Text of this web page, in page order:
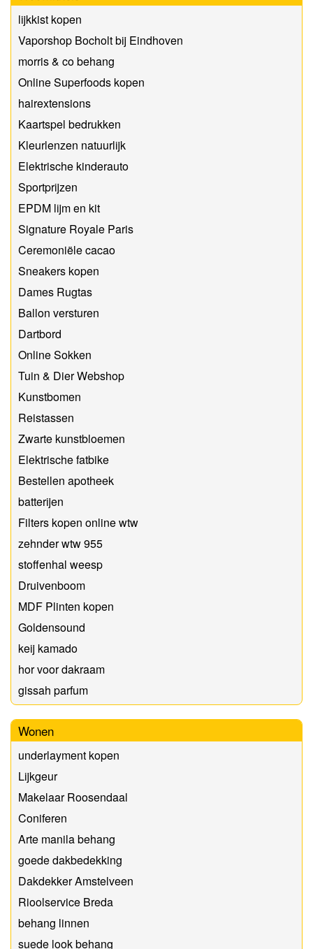
lijkkist kopen
Vaporshop Bocholt bij Eindhoven
morris & co behang
Online Superfoods kopen
hairextensions
Kaartspel bedrukken
Kleurlenzen natuurlijk
Elektrische kinderauto
Sportprijzen
EPDM lijm en kit
Signature Royale Paris
Ceremoniële cacao
Sneakers kopen
Dames Rugtas
Ballon versturen
Dartbord
Online Sokken
Tuin & Dier Webshop
Kunstbomen
Reistassen
Zwarte kunstbloemen
Elektrische fatbike
Bestellen apotheek
batterijen
Filters kopen online wtw
zehnder wtw 955
stoffenhal weesp
Druivenboom
MDF Plinten kopen
Goldensound
keij kamado
hor voor dakraam
gissah parfum
Wonen
underlayment kopen
Lijkgeur
Makelaar Roosendaal
Coniferen
Arte manila behang
goede dakbedekking
Dakdekker Amstelveen
Rioolservice Breda
behang linnen
suede look behang